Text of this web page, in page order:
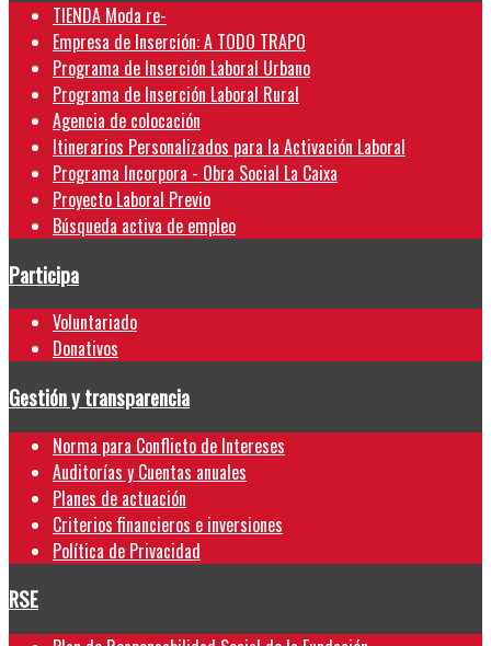
TIENDA Moda re-
Empresa de Inserción: A TODO TRAPO
Programa de Inserción Laboral Urbano
Programa de Inserción Laboral Rural
Agencia de colocación
Itinerarios Personalizados para la Activación Laboral
Programa Incorpora - Obra Social La Caixa
Proyecto Laboral Previo
Búsqueda activa de empleo
Participa
Voluntariado
Donativos
Gestión y transparencia
Norma para Conflicto de Intereses
Auditorías y Cuentas anuales
Planes de actuación
Criterios financieros e inversiones
Política de Privacidad
RSE